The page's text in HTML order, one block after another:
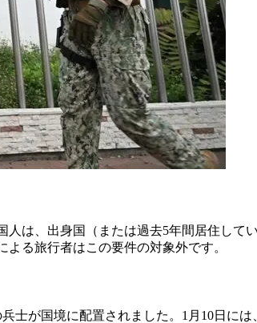
は、出身国（または過去5年間居住して
る旅行者はこの要件の対象外です。
士が国境に配置されました。1月10日に